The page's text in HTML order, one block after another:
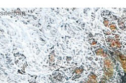
sitemap